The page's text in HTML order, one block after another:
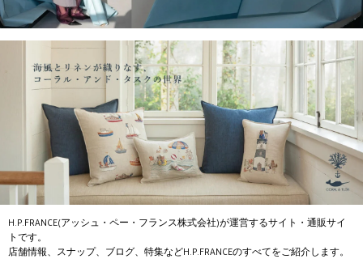
H.P.FRANCE(アッシュ・ペー・フランス株式会社)が運営するサイト・通販サイ
トです。
店舗情報、スナップ、ブログ、特集などH.P.FRANCEのすべてをご紹介します。